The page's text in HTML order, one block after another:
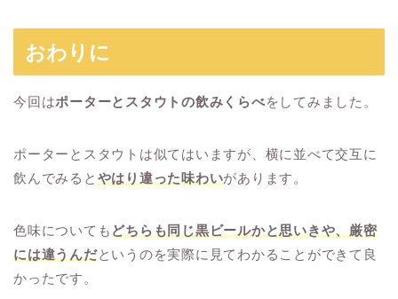
おわりに
今回はポーターとスタウトの飲みくらべをしてみました。
ポーターとスタウトは似てはいますが、横に並べて交互に
飲んでみると やはり違った味わいがあります。
色味についても どちらも同じ黒ビールかと思いきや、厳密
には違うんだというのを実際に見てわかることができて良
かったです。